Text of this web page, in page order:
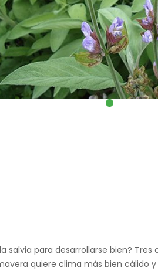
salvia para desarrollarse bien?
quiere clima más bien cálido